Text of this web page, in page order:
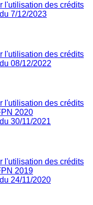
l'utilisation des crédits
7/12/2023
l'utilisation des crédits
08/12/2022
l'utilisation des crédits
2020
30/11/2021
l'utilisation des crédits
2019
24/11/2020